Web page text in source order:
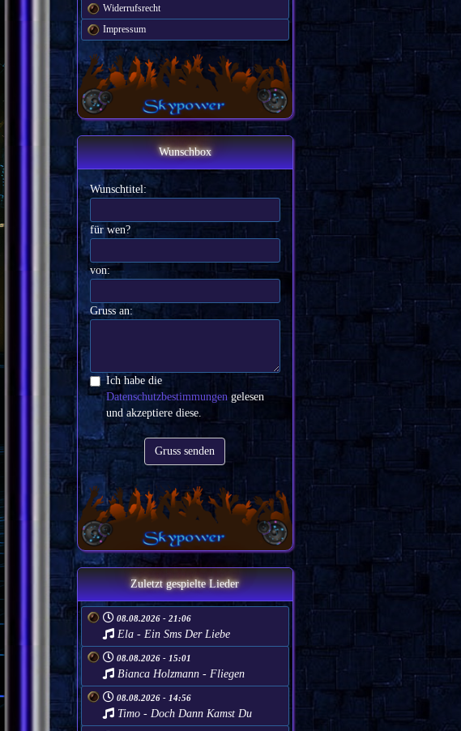
Widerrufsrecht
Impressum
Wunschbox
Wunschtitel:
für wen?
von:
Gruss an:
Ich habe die
Datenschutzbestimmungen gelesen
und akzeptiere diese.
Gruss senden
Zuletzt gespielte Lieder
08.08.2026 - 21:06
Ela - Ein Sms Der Liebe
08.08.2026 - 15:01
Bianca Holzmann - Fliegen
08.08.2026 - 14:56
Timo - Doch Dann Kamst Du